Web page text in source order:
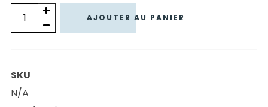
quantité
de
Tee
|
AJOUTER AU PANIER
SKU
N/A